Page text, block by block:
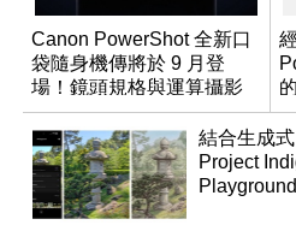
Canon PowerShot 全新口
袋隨身機傳將於 9 月登
場！鏡頭規格與運算攝影
升級成為焦點
結合生成
Project